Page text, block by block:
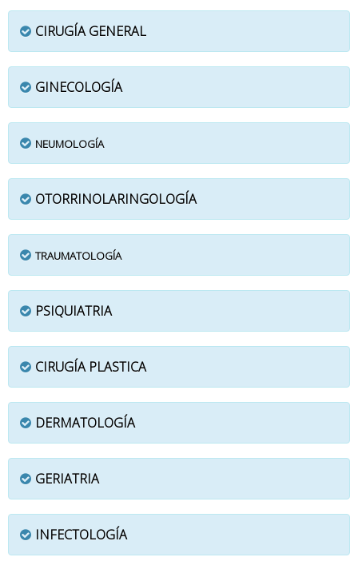
CIRUGÍA GENERAL
GINECOLOGÍA
NEUMOLOGÍA
OTORRINOLARINGOLOGÍA
TRAUMATOLOGÍA
PSIQUIATRIA
CIRUGÍA PLASTICA
DERMATOLOGÍA
GERIATRIA
INFECTOLOGÍA